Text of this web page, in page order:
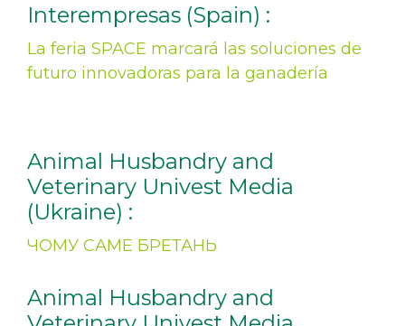
Interempresas (Spain) :
La feria SPACE marcará las soluciones de
futuro innovadoras para la ganadería
Animal Husbandry and
Veterinary Univest Media
(Ukraine) :
ЧОМУ САМЕ БРЕТАНЬ
Animal Husbandry and